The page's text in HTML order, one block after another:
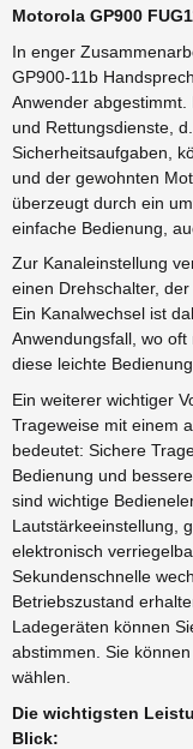
Motorola GP900
In enger
GP900-11b
Anwender
und Rettungsdienste,
Sicherheitsaufgaben,
und der gewohnten
überzeugt durch ein
einfache Bedienung,
Zur Kanaleinstellung
einen Drehschalter,
Ein Kanalwechsel ist
Anwendungsfall, wo
diese leichte
Ein weiterer wichtiger
Trageweise mit einem
bedeutet: Sichere
Bedienung und
sind wichtige
Lautstärkeeinstellung,
elektronisch
Sekundenschnelle
Betriebszustand
Ladegeräten können
abstimmen. Sie
wählen.
Die wichtigsten
Blick: